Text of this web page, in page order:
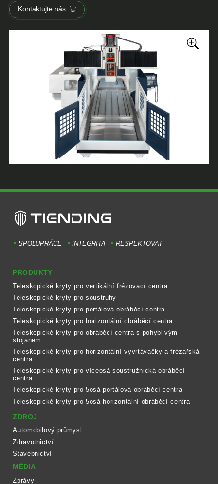
Kontaktujte nás
SPOLUPRÁCE INTEGRITA RESPEKTOVAT
PRODUKTY
Teleskopické kryty pro vertikální frézovací centra
Teleskopické kryty pro soustruhy
Teleskopické kryty pro portálová obráběcí centra
Teleskopické kryty pro horizontální obráběcí centra
Teleskopické kryty pro obráběcí centra s pohyblivým
stojanem
Teleskopické kryty pro horizontální vyvrtávačky a frézařská
centra
Teleskopické kryty pro víceosá soustružnická obráběcí
centra
Teleskopické kryty pro 5osá portálová obráběcí centra
Teleskopické kryty pro 5osá horizontální obráběcí centra
ZDROJ
Automobilový průmysl
Zdravotnictví
Stavebnictví
MÉDIA
Zprávy